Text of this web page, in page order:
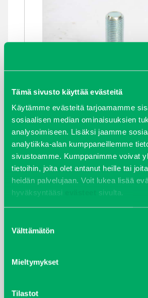
Tämä sivusto käyttää evästeitä
Käytämme evästeitä tarjoamamme
sosiaalisen median ominaisuuksien
analysoimiseen. Lisäksi jaamme
analytiikka-alan kumppaneillemme
sivustoamme. Kumppanimme voivat
tietoihin, joita olet antanut heille tai
heidän palvelujaan. Voit lukea lisää
hyväksyntääsi
sivulta.
valinta
Välttämätön
Mieltymykset
Tilastot
PULTTI
Kirjaudu sisään nähdäksesi